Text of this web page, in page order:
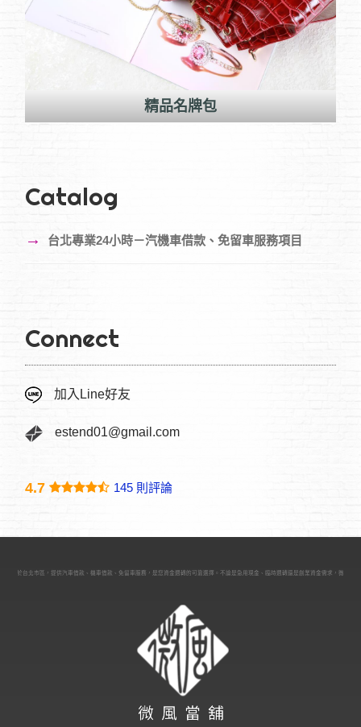
精品名牌包
Catalog
→ 台北專業24小時－汽機車借款、免留車服務項目
Connect
加入Line好友
estend01@gmail.com
4.7 145 則評論
舖位於台北市區，提供汽車借款、機車借款、免留車服務，是您資金週轉的可靠選擇。不論是急用現金、臨時週轉還是創業資金需求，微風